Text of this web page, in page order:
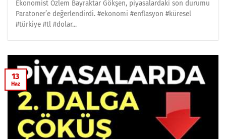
Ekonomist Özlem Bayraktar Gökşen, piyasalardaki son durumu
Paratoner’e değerlendirdi. #ekonomi #enflasyon #küresel
#türkiye #tl #dolar...
13
Haz